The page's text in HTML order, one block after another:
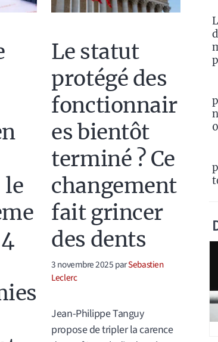
le
Le statut
protégé des
fonctionnair
es bientôt
terminé ? Ce
changement
fait grincer
des dents
3 novembre 2025parSebastien
Leclerc
Jean-Philippe Tanguy
propose de tripler la carence